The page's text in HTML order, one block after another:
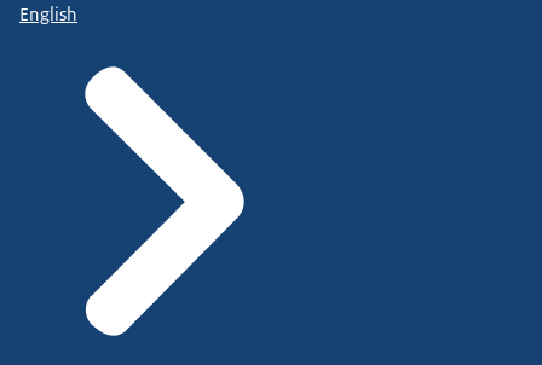
English